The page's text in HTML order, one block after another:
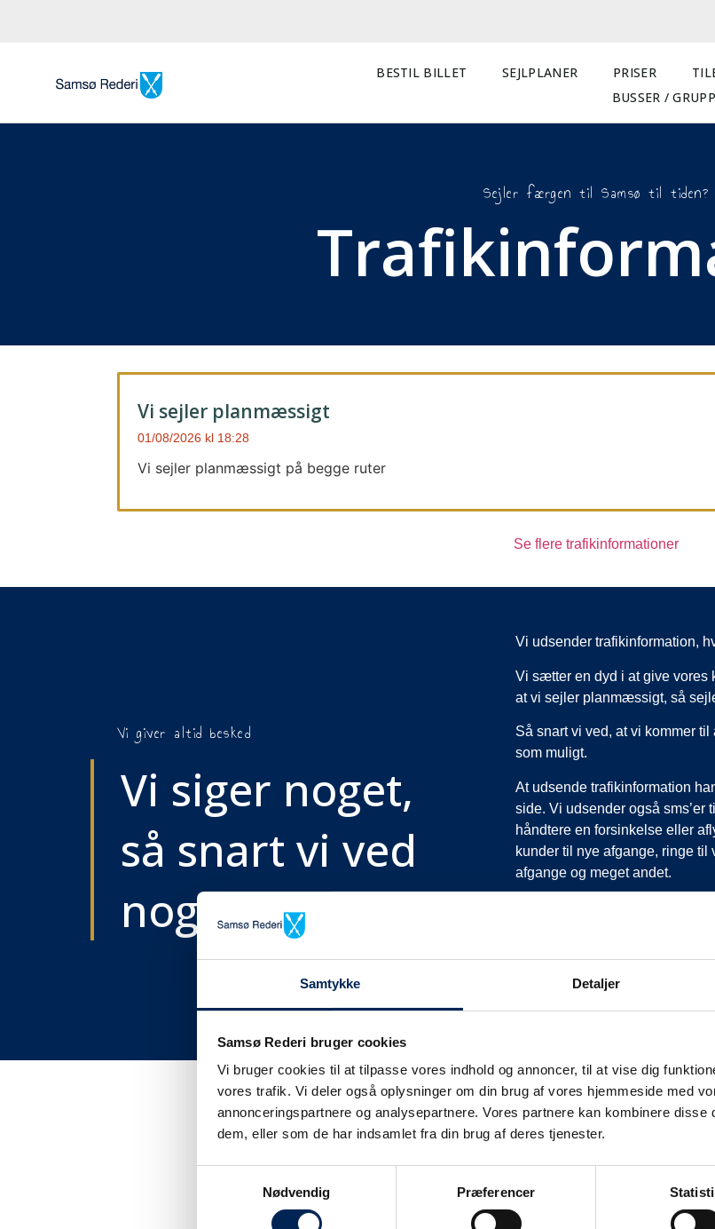
Samtykke Detaljer
Samsø Rederi bruger cookies
Vi bruger cookies til at tilpasse vores indhold og annoncer, til at vise dig
vores trafik. Vi deler også oplysninger om din brug af vores hjemmeside med
annonceringspartnere og analysepartnere. Vores partnere kan kombinere disse
dem, eller som de har indsamlet fra din brug af deres tjenester.
Nødvendig
Præferencer
BESTIL BILLET SEJLPLANER PRISER
BUSSER /
Sejler færgen til Samsø til tiden?
Vi sejler planmæssigt
01/08/2026 18:28
Vi sejler planmæssigt på begge ruter
Se flere trafikinformationer
Vi giver altid besked
Vi siger noget,
så snart vi ved
noget..
Vi udsender trafikinformation,
Vi sætter en dyd i at give vores
at vi sejler planmæssigt, så
Så snart vi ved, at vi kommer
som muligt.
At udsende trafikinformation
side. Vi udsender også sms’er
håndtere en forsinkelse eller
kunder til nye afgange, ringe
afgange og meget andet.
Vi har derfor altid meget travlt,
opfordrer vi jer til at følge med
Vi takker for jeres forståelse.
Få trafikinformation
på sms Få